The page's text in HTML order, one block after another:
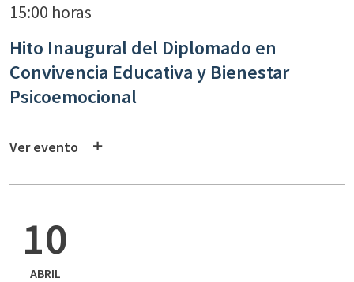
15:00 horas
Hito Inaugural del Diplomado en
Convivencia Educativa y Bienestar
Psicoemocional
Ver evento
10
ABRIL